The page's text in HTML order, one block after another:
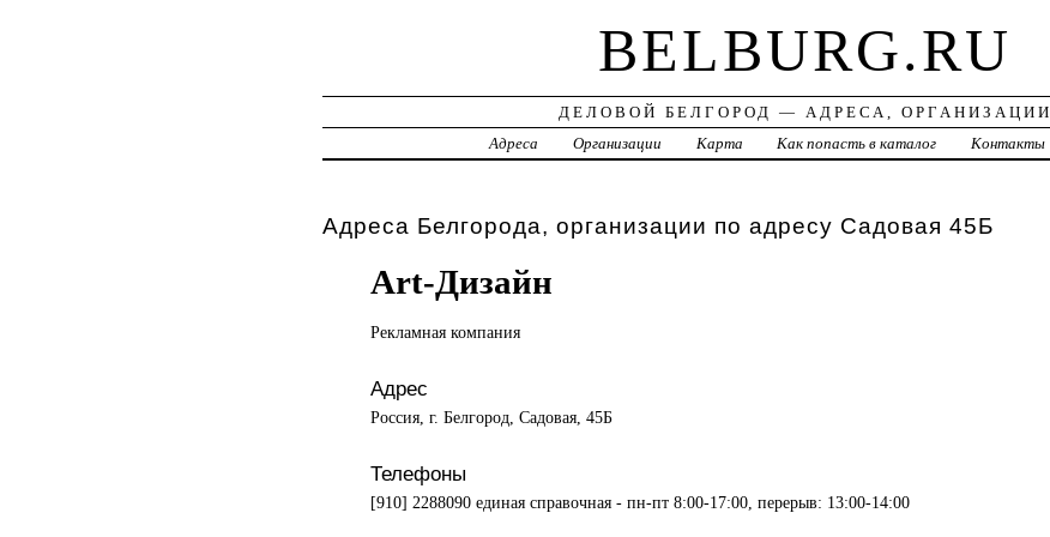
BELBURG.RU
ДЕЛОВОЙ БЕЛГОРОД — АДРЕСА, ОРГАНИЗАЦИИ
Адреса
Организации Карта Как попасть в каталог Контакты
Адреса Белгорода, организации по адресу Садовая 45Б
Art-Дизайн
Рекламная компания
Адрес
Россия, г. Белгород, Садовая, 45Б
Телефоны
[910] 2288090 единая справочная - пн-пт 8:00-17:00, перерыв: 13:00-14:00